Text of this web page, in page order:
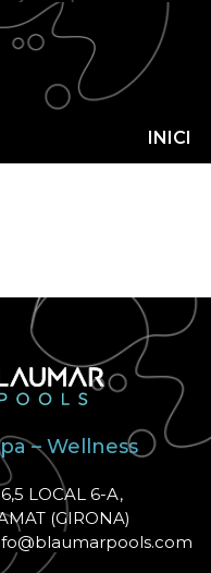
INICI
– Wellness
LOCAL 6-A,
(GIRONA)